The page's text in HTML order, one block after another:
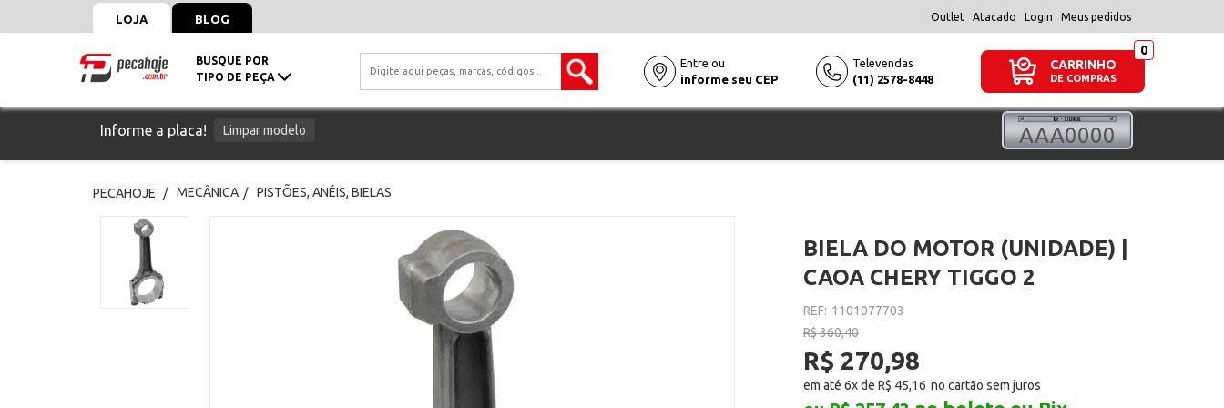
LOJA BLOG Outlet Atacado Login Meus pedidos
BUSQUE POR
TIPO DE PEÇA
Entre ou
informe seu CEP
Televendas
(11) 2578-8448
CARRINHO
DE COMPRAS
Informe a placa! Limpar modelo
PECAHOJE MECÂNICA PISTÕES, ANÉIS, BIELAS
BIELA DO MOTOR (UNIDADE) |
CAOA CHERY TIGGO 2
REF: 1101077703
R$ 360,40
R$ 270,98
em até 6x de R$ 45,16